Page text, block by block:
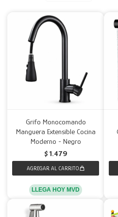
Grifo Monocomando
Manguera Extensible Cocina
Moderno - Negro
$ 1.479
LLEGA HOY MVD
Mesas
Calefactores
Acolchados y Frazadas
Fundas
Decoración
Accesorios para el hogar
Herramientas
Accesorios
Muebles Infantiles